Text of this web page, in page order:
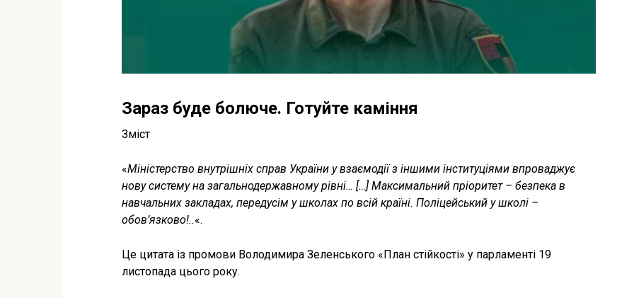
Зараз буде болюче. Готуйте каміння
Зміст
«Міністерство внутрішніх справ України у взаємодії з іншими інституціями впроваджує
нову систему на загальнодержавному рівні… […] Максимальний пріоритет – безпека в
навчальних закладах, передусім у школах по всій країні. Поліцейський у школі –
обов’язково!..«.
Це цитата із промови Володимира Зеленського «План стійкості» у парламенті 19
листопада цього року.